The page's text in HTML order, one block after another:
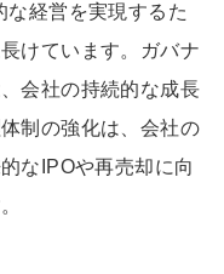
な経営を実現するた
けています。ガバナ
会社の持続的な成長
制の強化は、会社の
なIPOや再売却に向